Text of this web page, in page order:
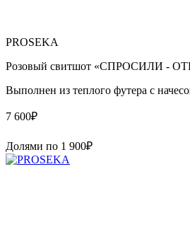
PROSEKA
Розовый свитшот «СПРОСИЛИ -
Выполнен из теплого футера с
7 600₽
Долями по 1 900₽